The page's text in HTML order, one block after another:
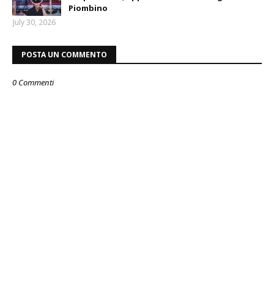
Piombino
July 30, 2026
POSTA UN COMMENTO
0 Commenti